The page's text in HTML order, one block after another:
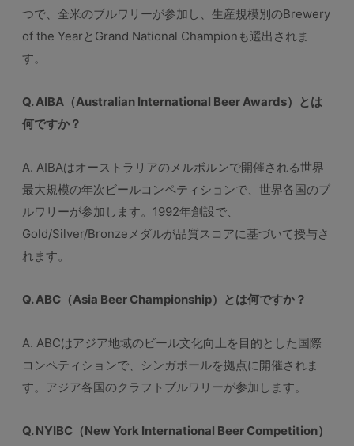
つで、全米のブルワリーが参加し、生産規模別のBrewery
of the YearとGrand National Championも選出されま
す。
Q. AIBA（Australian International Beer Awards）とは
何ですか？
A. AIBAはオーストラリアのメルボルンで開催される世界
最大規模の年次ビールコンペティションで、世界各国のブ
ルワリーが参加します。1992年創設で、
Gold/Silver/Bronzeメダルが品質スコアに基づいて授与さ
れます。
Q. ABC（Asia Beer Championship）とは何ですか？
A. ABCはアジア地域のビール文化向上を目的とした国際
コンペティションで、シンガポールを拠点に開催されま
す。アジア各国のクラフトブルワリーが参加します。
Q. NYIBC（New York International Beer Competition）